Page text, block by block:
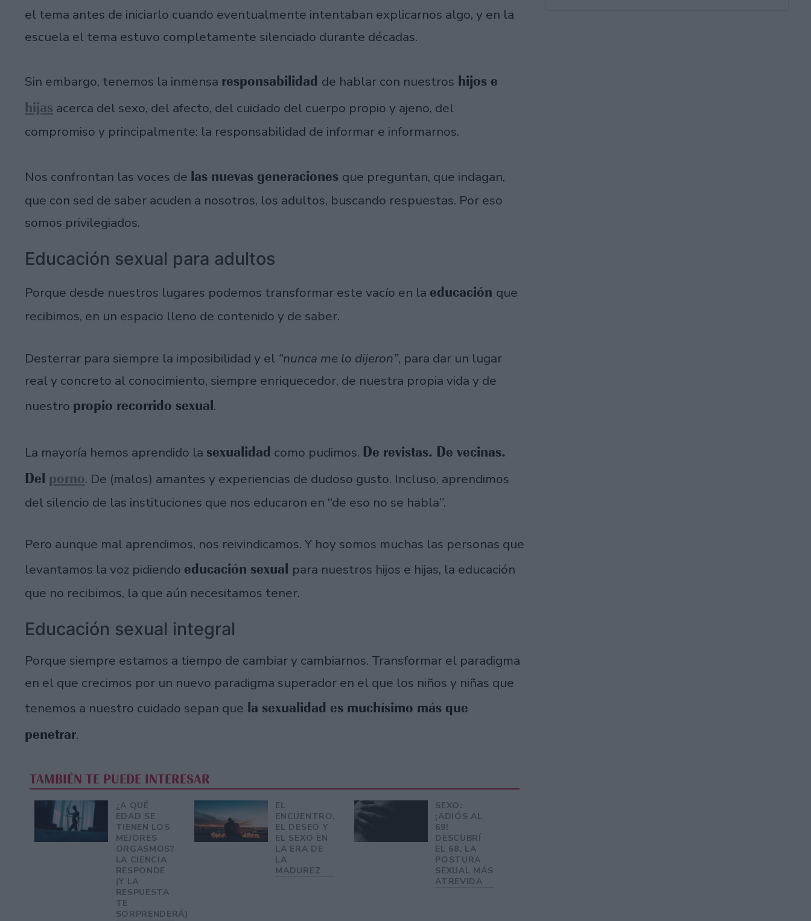
el tema antes de iniciarlo cuando eventualmente intentaban explicarnos algo, y en la
escuela el tema estuvo completamente silenciado durante décadas.
Sin embargo, tenemos la inmensa responsabilidad de hablar con nuestros hijos e
hijas acerca del sexo, del afecto, del cuidado del cuerpo propio y ajeno, del
compromiso y principalmente: la responsabilidad de informar e informarnos.
Nos confrontan las voces de las nuevas generaciones que preguntan, que indagan,
que con sed de saber acuden a nosotros, los adultos, buscando respuestas. Por eso
somos privilegiados.
Educación sexual para adultos
Porque desde nuestros lugares podemos transformar este vacío en la educación que
recibimos, en un espacio lleno de contenido y de saber.
Desterrar para siempre la imposibilidad y el “nunca me lo dijeron”, para dar un lugar
real y concreto al conocimiento, siempre enriquecedor, de nuestra propia vida y de
nuestro propio recorrido sexual.
La mayoría hemos aprendido la sexualidad como pudimos. De revistas. De vecinas.
Del porno. De (malos) amantes y experiencias de dudoso gusto. Incluso, aprendimos
del silencio de las instituciones que nos educaron en “de eso no se habla”.
Pero aunque mal aprendimos, nos reivindicamos. Y hoy somos muchas las personas que
levantamos la voz pidiendo educación sexual para nuestros hijos e hijas, la educación
que no recibimos, la que aún necesitamos tener.
Educación sexual integral
Porque siempre estamos a tiempo de cambiar y cambiarnos. Transformar el paradigma
en el que crecimos por un nuevo paradigma superador en el que los niños y niñas que
tenemos a nuestro cuidado sepan que la sexualidad es muchísimo más que
penetrar.
TAMBIÉN TE PUEDE INTERESAR
¿A QUÉ
EDAD SE
TIENEN LOS
MEJORES
ORGASMOS?
LA CIENCIA
RESPONDE
(Y LA
RESPUESTA
TE
SORPRENDERÁ)
EL
ENCUENTRO,
EL DESEO Y
EL SEXO EN
LA ERA DE
LA
MADUREZ
SEXO:
¡ADIÓS AL
69!
DESCUBRÍ
EL 68, LA
POSTURA
SEXUAL MÁS
ATREVIDA